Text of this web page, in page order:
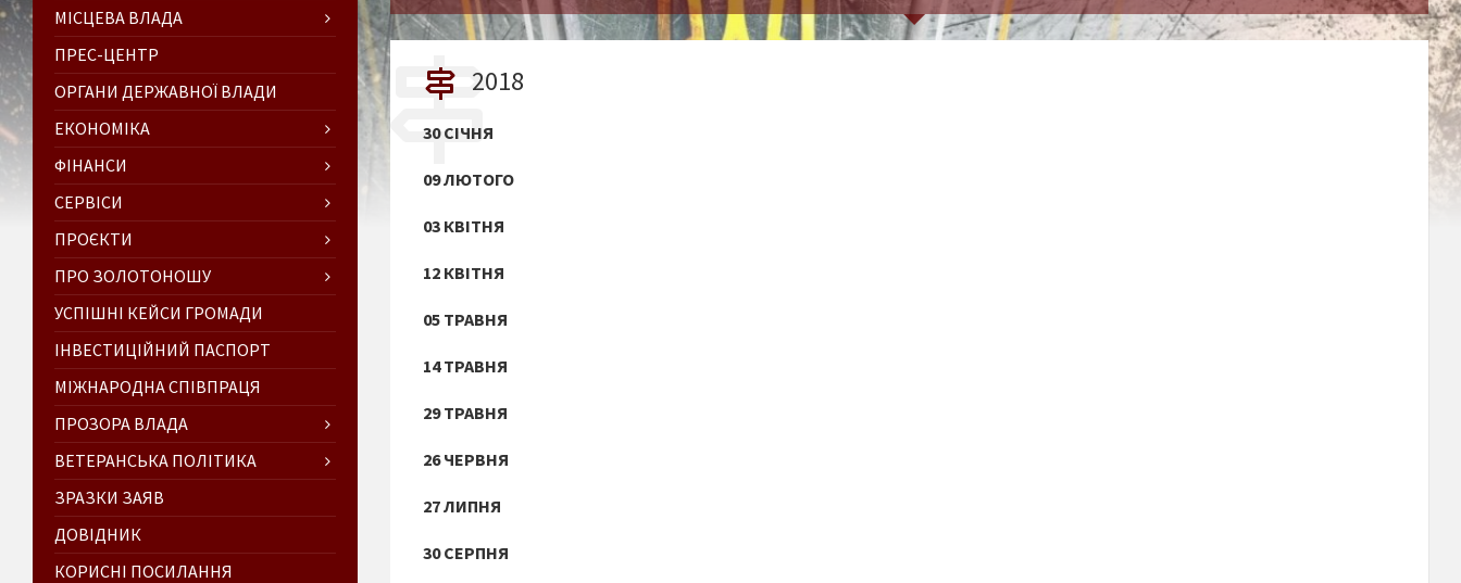
2018
30 СІЧНЯ
09 ЛЮТОГО
03 КВІТНЯ
12 КВІТНЯ
05 ТРАВНЯ
14 ТРАВНЯ
29 ТРАВНЯ
26 ЧЕРВНЯ
27 ЛИПНЯ
30 СЕРПНЯ
МІСЦЕВА ВЛАДА
ПРЕС-ЦЕНТР
ОРГАНИ ДЕРЖАВНОЇ ВЛАДИ
ЕКОНОМІКА
ФІНАНСИ
СЕРВІСИ
ПРОЄКТИ
ПРО ЗОЛОТОНОШУ
УСПІШНІ КЕЙСИ ГРОМАДИ
ІНВЕСТИЦІЙНИЙ ПАСПОРТ
МІЖНАРОДНА СПІВПРАЦЯ
ПРОЗОРА ВЛАДА
ВЕТЕРАНСЬКА ПОЛІТИКА
ЗРАЗКИ ЗАЯВ
ДОВІДНИК
КОРИСНІ ПОСИЛАННЯ